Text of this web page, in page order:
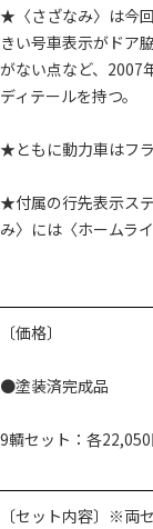
★〈さざなみ〉は今
きい号車表示がドア
がない点など、2007
ディテールを持つ。
★ともに動力車はフ
★付属の行先表示ス
み〉には〈ホームラ
〔価格〕
●塗装済完成品
9輌セット：各
〔セット内容〕※両